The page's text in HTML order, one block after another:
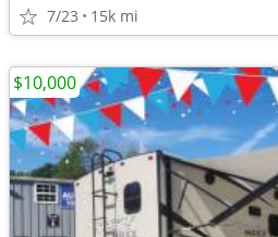
7/23 15k mi
$10,000